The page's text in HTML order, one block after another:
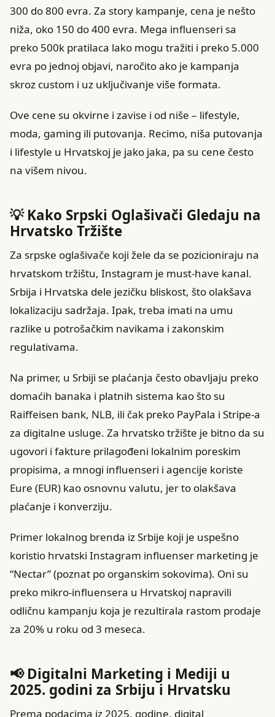
300 do 800 evra. Za story kampanje, cena je nešto
niža, oko 150 do 400 evra. Mega influenseri sa
preko 500k pratilaca lako mogu tražiti i preko 5.000
evra po jednoj objavi, naročito ako je kampanja
skroz custom i uz uključivanje više formata.
Ove cene su okvirne i zavise i od niše – lifestyle,
moda, gaming ili putovanja. Recimo, niša putovanja
i lifestyle u Hrvatskoj je jako jaka, pa su cene često
na višem nivou.
💡 Kako Srpski Oglašivači Gledaju na
Hrvatsko Tržište
Za srpske oglašivače koji žele da se pozicioniraju na
hrvatskom tržištu, Instagram je must-have kanal.
Srbija i Hrvatska dele jezičku bliskost, što olakšava
lokalizaciju sadržaja. Ipak, treba imati na umu
razlike u potrošačkim navikama i zakonskim
regulativama.
Na primer, u Srbiji se plaćanja često obavljaju preko
domaćih banaka i platnih sistema kao što su
Raiffeisen bank, NLB, ili čak preko PayPala i Stripe-a
za digitalne usluge. Za hrvatsko tržište je bitno da su
ugovori i fakture prilagođeni lokalnim poreskim
propisima, a mnogi influenseri i agencije koriste
Eure (EUR) kao osnovnu valutu, jer to olakšava
plaćanje i konverziju.
Primer lokalnog brenda iz Srbije koji je uspešno
koristio hrvatski Instagram influenser marketing je
“Nectar” (poznat po organskim sokovima). Oni su
preko mikro-influensera u Hrvatskoj napravili
odličnu kampanju koja je rezultirala rastom prodaje
za 20% u roku od 3 meseca.
📢 Digitalni Marketing i Mediji u
2025. godini za Srbiju i Hrvatsku
Prema podacima iz 2025. godine, digital